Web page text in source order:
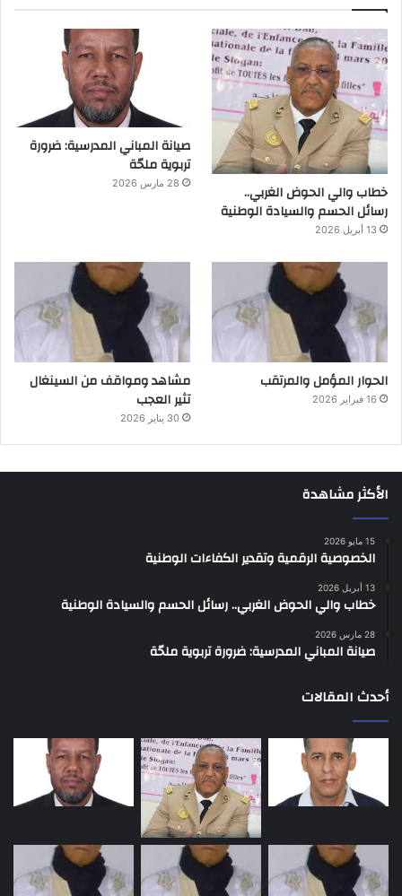
خطاب والي الحوض الغربي..
رسائل الحسم والسيادة الوطنية
13 أبريل 2026
صيانة المباني المدرسية: ضرورة
تربوية ملحّة
28 مارس 2026
الحوار المؤمل والمرتقب
16 فبراير 2026
مشاهد ومواقف من السينغال
تثير العجب
30 يناير 2026
الأكثر مشاهدة
15 مايو 2026
الخصوصية الرقمية وتقدير الكفاءات الوطنية
13 أبريل 2026
خطاب والي الحوض الغربي.. رسائل الحسم والسيادة الوطنية
28 مارس 2026
صيانة المباني المدرسية: ضرورة تربوية ملحّة
أحدث المقالات